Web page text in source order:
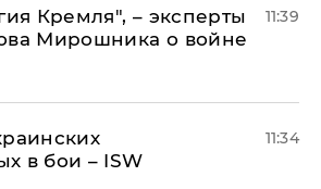
Кремля", – эксперты
Мирошника о войне
11:39
в бои – ISW
11:34